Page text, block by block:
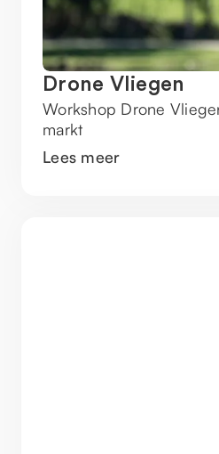
Drone Vliegen
Workshop Drone
markt
Lees meer